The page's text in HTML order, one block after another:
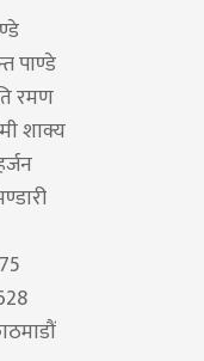
पाण्डे
रमण
शाक्य